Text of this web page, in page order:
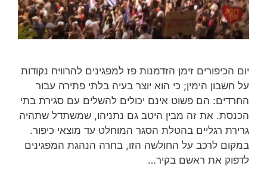
יום הכיפורים זימן הזדמנות פז למפגינים להרוויח נקודות
על חשבון הימין; כי הוא יוצר בעיה בלתי פתירה עבור
החרדים: הם פשוט אינם יכולים להשלים עם סגירת בתי
הכנסת. את זה מבין היטב גם נתניהו, שמשתדל שתהיה
גרירת רגליים בהטלת הסגר המוחלט עד מוצאי כיפור.
במקום לרכב על החולשה הזו, בחרה הנהגת המפגינים
לדפוק את ראשם בקיר…